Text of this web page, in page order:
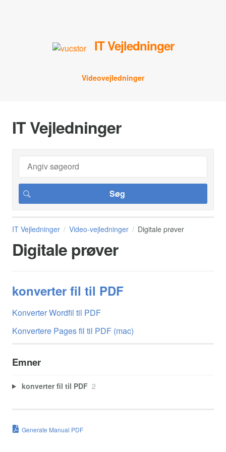
IT Vejledninger
Videovejledninger
IT Vejledninger
IT Vejledninger Video-vejledninger Digitale prøver
Digitale prøver
konverter fil til PDF
Konverter Wordfil til PDF
Konvertere Pages fil til PDF (mac)
Emner
konverter fil til PDF 2
Generate Manual PDF